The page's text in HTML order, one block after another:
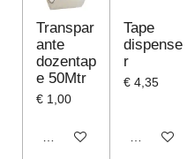
Transpar
ante
dozentap
e 50Mtr
€ 1,00
In winkelwagen
Tape
dispense
r
€ 4,35
In